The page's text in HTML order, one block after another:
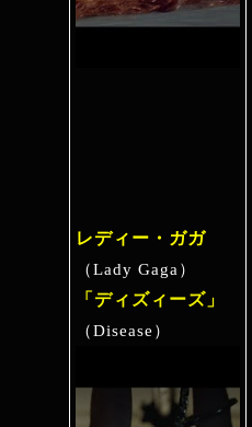
レディー・ガガ
（Lady Gaga）
「ディズィーズ」
（Disease）